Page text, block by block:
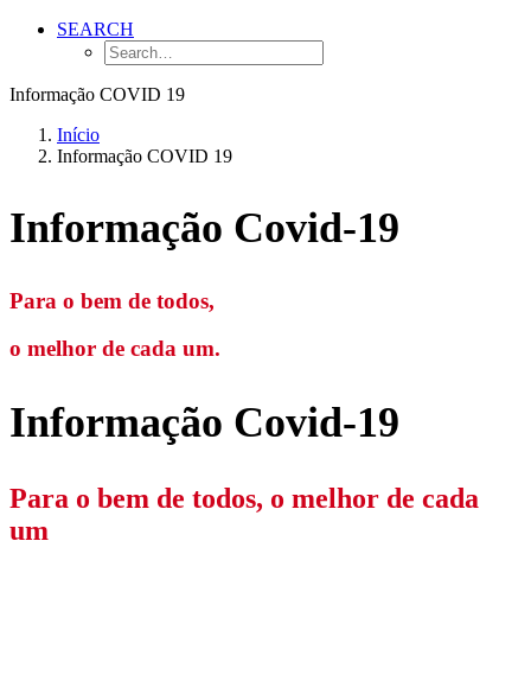
SEARCH
Informação COVID 19
Início
Informação COVID 19
Informação Covid-19
Para o bem de todos,
o melhor de cada um.
Informação Covid-19
Para o bem de todos, o melhor de cada
um